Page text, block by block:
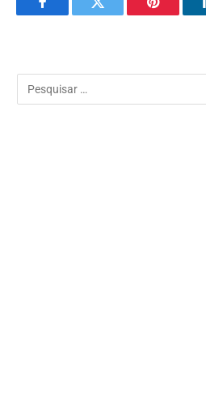
FacebookTwitter Pinterest